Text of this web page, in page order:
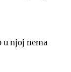
u njoj nema